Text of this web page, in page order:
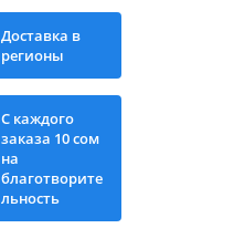
Доставка в
регионы
С каждого
заказа 10 сом
на
благотворите
льность